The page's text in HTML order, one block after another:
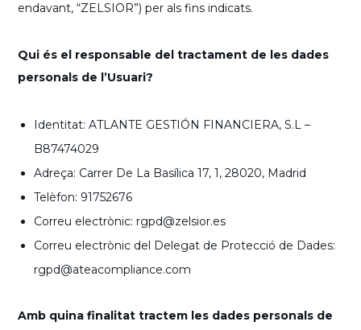
endavant, “ZELSIOR”) per als fins indicats.
Qui és el responsable del tractament de les dades
personals de l’Usuari?
Identitat: ATLANTE GESTIÓN FINANCIERA, S.L –
B87474029
Adreça: Carrer De La Basílica 17, 1, 28020, Madrid
Telèfon: 91752676
Correu electrònic: rgpd@zelsior.es
Correu electrònic del Delegat de Protecció de Dades:
rgpd@ateacompliance.com
Amb quina finalitat tractem les dades personals de